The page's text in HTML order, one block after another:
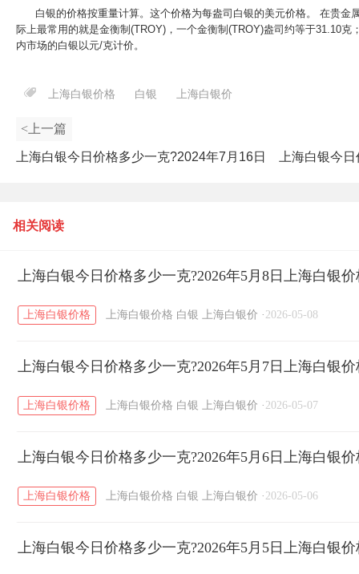
白银的价格按重量计算。这个价格为每盎司白银的美元价格。 在贵金
际上最常用的就是金衡制(TROY)，一个金衡制(TROY)盎司约等于31.10克
内市场的白银以元/克计价。
上海白银价格 白银 上海白银价
<上一篇
上海白银今日价格多少一克?2024年7月16日 上海白银今
相关阅读
上海白银今日价格多少一克?2026年5月8日上海白银
上海白银价格 上海白银价格 白银 上海白银价 · 2026-05-08
上海白银今日价格多少一克?2026年5月7日上海白银
上海白银价格 上海白银价格 白银 上海白银价 · 2026-05-07
上海白银今日价格多少一克?2026年5月6日上海白银
上海白银价格 上海白银价格 白银 上海白银价 · 2026-05-06
上海白银今日价格多少一克?2026年5月5日上海白银